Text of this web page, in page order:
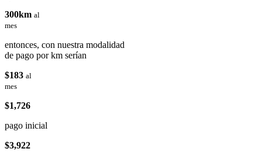
300km al
mes
entonces, con nuestra modalidad
de pago por km serían
$183 al
mes
$1,726
pago inicial
$3,922